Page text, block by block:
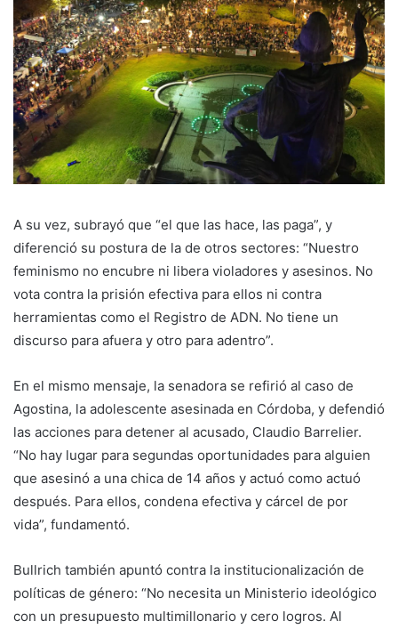
A su vez, subrayó que “el que las hace, las paga”, y
diferenció su postura de la de otros sectores: “Nuestro
feminismo no encubre ni libera violadores y asesinos. No
vota contra la prisión efectiva para ellos ni contra
herramientas como el Registro de ADN. No tiene un
discurso para afuera y otro para adentro”.
En el mismo mensaje, la senadora se refirió al caso de
Agostina, la adolescente asesinada en Córdoba, y defendió
las acciones para detener al acusado, Claudio Barrelier.
“No hay lugar para segundas oportunidades para alguien
que asesinó a una chica de 14 años y actuó como actuó
después. Para ellos, condena efectiva y cárcel de por
vida”, fundamentó.
Bullrich también apuntó contra la institucionalización de
políticas de género: “No necesita un Ministerio ideológico
con un presupuesto multimillonario y cero logros. Al